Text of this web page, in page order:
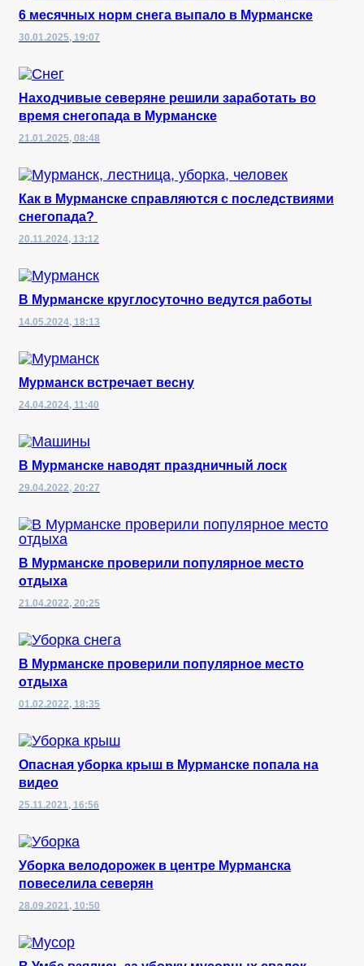
6 месячных норм снега выпало в Мурманске
30.01.2025, 19:07
Находчивые северяне решили заработать во
время снегопада в Мурманске
21.01.2025, 08:48
Как в Мурманске справляются с последствиями
снегопада?
20.11.2024, 13:12
В Мурманске круглосуточно ведутся работы
14.05.2024, 18:13
Мурманск встречает весну
24.04.2024, 11:40
В Мурманске наводят праздничный лоск
29.04.2022, 20:27
В Мурманске проверили популярное место
отдыха
21.04.2022, 20:25
В Мурманске проверили популярное место
отдыха
01.02.2022, 18:35
Опасная уборка крыш в Мурманске попала на
видео
25.11.2021, 16:56
Уборка велодорожек в центре Мурманска
повеселила северян
28.09.2021, 10:50